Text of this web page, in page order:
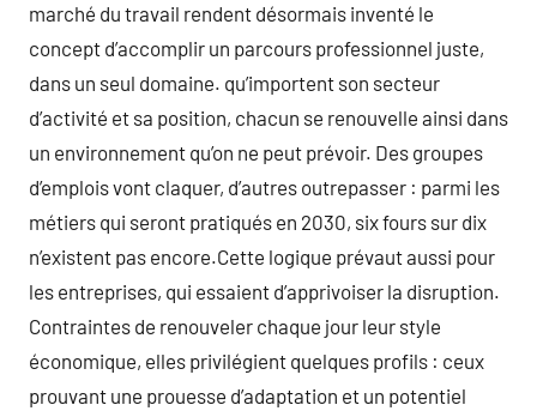
marché du travail rendent désormais inventé le
concept d’accomplir un parcours professionnel juste,
dans un seul domaine. qu’importent son secteur
d’activité et sa position, chacun se renouvelle ainsi dans
un environnement qu’on ne peut prévoir. Des groupes
d’emplois vont claquer, d’autres outrepasser : parmi les
métiers qui seront pratiqués en 2030, six fours sur dix
n’existent pas encore.Cette logique prévaut aussi pour
les entreprises, qui essaient d’apprivoiser la disruption.
Contraintes de renouveler chaque jour leur style
économique, elles privilégient quelques profils : ceux
prouvant une prouesse d’adaptation et un potentiel